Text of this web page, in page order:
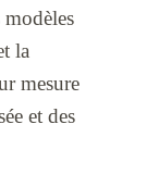
la
mesure
et des